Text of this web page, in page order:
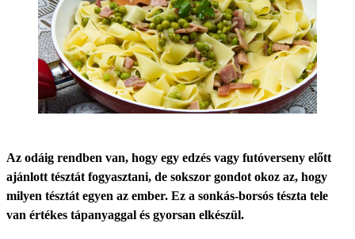
Az odáig rendben van, hogy egy edzés vagy futóverseny előtt
ajánlott tésztát fogyasztani, de sokszor gondot okoz az, hogy
milyen tésztát egyen az ember. Ez a sonkás-borsós tészta tele
van értékes tápanyaggal és gyorsan elkészül.